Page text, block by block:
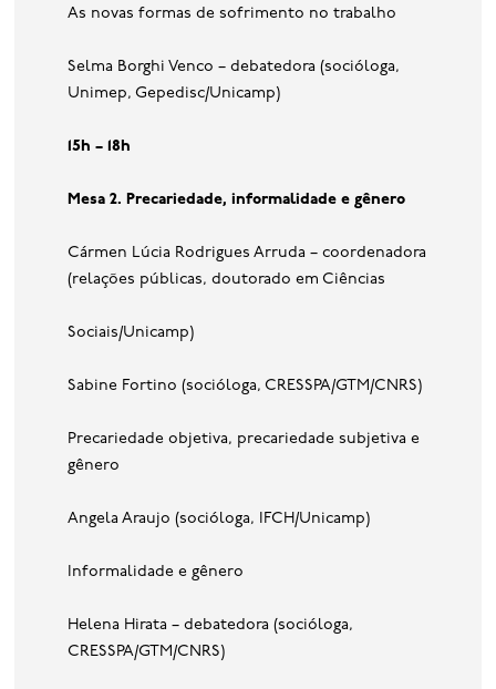
As novas formas de sofrimento no trabalho
Selma Borghi Venco – debatedora (socióloga,
Unimep, Gepedisc/Unicamp)
15h – 18h
Mesa 2. Precariedade, informalidade e gênero
Cármen Lúcia Rodrigues Arruda – coordenadora
(relações públicas, doutorado em Ciências
Sociais/Unicamp)
Sabine Fortino (socióloga, CRESSPA/GTM/CNRS)
Precariedade objetiva, precariedade subjetiva e
gênero
Angela Araujo (socióloga, IFCH/Unicamp)
Informalidade e gênero
Helena Hirata – debatedora (socióloga,
CRESSPA/GTM/CNRS)